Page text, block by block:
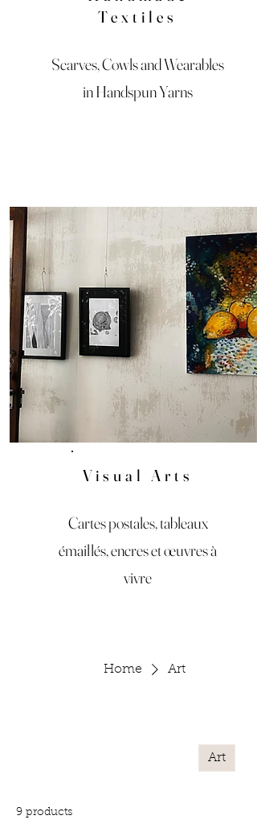
Textiles
Scarves, Cowls and Wearables
in Handspun Yarns
Visual Arts
Cartes postales, tableaux
émaillés, encres et œuvres à
vivre
Home Art
Art
9 products